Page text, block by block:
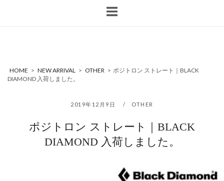
HOME > NEW ARRIVAL > OTHER > ポジトロン ストレート｜BLACK
DIAMOND 入荷しました。
2019年12月9日 OTHER
ポジトロン ストレート｜BLACK
DIAMOND 入荷しました。